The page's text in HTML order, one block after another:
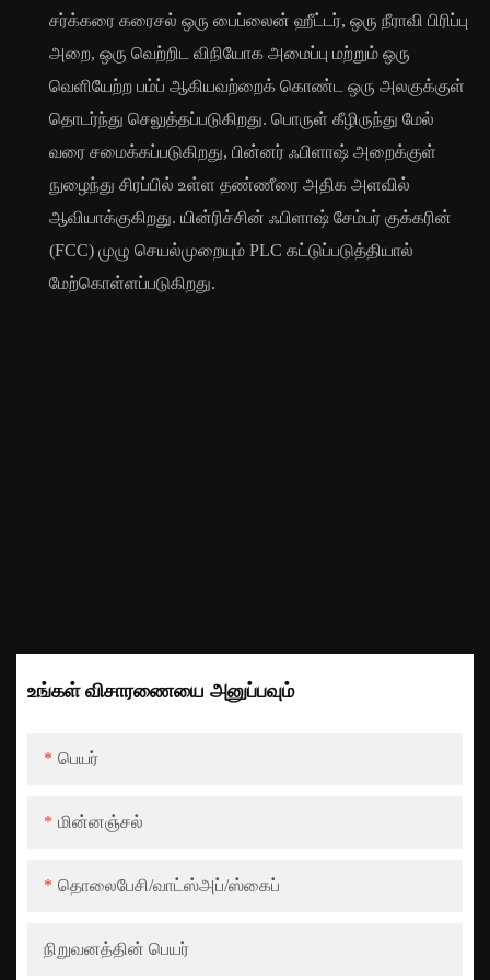
உங்கள் விசாரணையை அனுப்பவும்
பெயர்
மின்னஞ்சல்
தொலைபேசி/வாட்ஸ்அப்/ஸ்கைப்
நிறுவனத்தின் பெயர்
சர்க்கரை கரைசல் ஒரு பைப்லைன் ஹீட்டர், ஒரு நீராவி பிரிப்பு
அறை, ஒரு வெற்றிட விநியோக அமைப்பு மற்றும் ஒரு
வெளியேற்ற பம்ப் ஆகியவற்றைக் கொண்ட ஒரு அலகுக்குள்
தொடர்ந்து செலுத்தப்படுகிறது. பொருள் கீழிருந்து மேல்
வரை சமைக்கப்படுகிறது, பின்னர் ஃபிளாஷ் அறைக்குள்
நுழைந்து சிரப்பில் உள்ள தண்ணீரை அதிக அளவில்
ஆவியாக்குகிறது. யின்ரிச்சின் ஃபிளாஷ் சேம்பர் குக்கரின்
(FCC) முழு செயல்முறையும் PLC கட்டுப்படுத்தியால்
மேற்கொள்ளப்படுகிறது.